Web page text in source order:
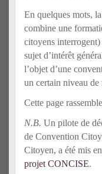
En quelques mots, la
combine une
citoyens
sujet d’intérêt
l’objet d’une
un certain niveau de
Cette page
N.B. Un pilote de
de Convention
Citoyen, a été mis
projet CONCISE.